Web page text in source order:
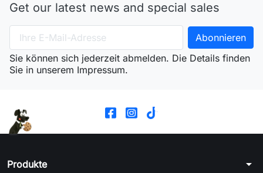
Get our latest news and special sales
Sie können sich jederzeit abmelden. Die Details finden
Sie in unserem Impressum.
Produkte arrow_drop_down